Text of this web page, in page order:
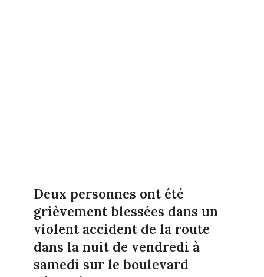
Deux personnes ont été
grièvement blessées dans un
violent accident de la route
dans la nuit de vendredi à
samedi sur le boulevard